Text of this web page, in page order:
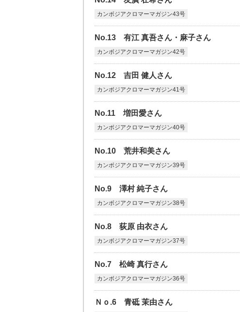
カンボジアクロマーマガジン43号
No.13 有江 真吾さん・麻子さん
カンボジアクロマーマガジン42号
No.12 吉田 健人さん
カンボジアクロマーマガジン41号
No.11 増田愛さん
カンボジアクロマーマガジン40号
No.10 荒井和美さん
カンボジアクロマーマガジン39号
No.9 澤村 純子さん
カンボジアクロマーマガジン38号
No.8 荻原 由衣さん
カンボジアクロマーマガジン37号
No.7 松崎 真行さん
カンボジアクロマーマガジン36号
Ｎｏ.6 青砥 茉由さん